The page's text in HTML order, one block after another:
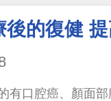
後的復健
有口腔癌、顏面